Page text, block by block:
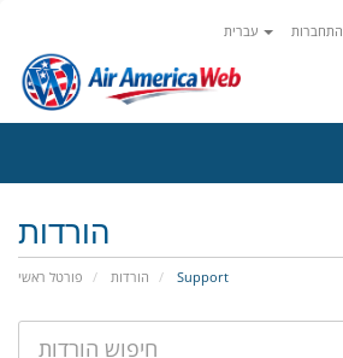
התחברות
הורדות
פורטל ראשי הורדות Support